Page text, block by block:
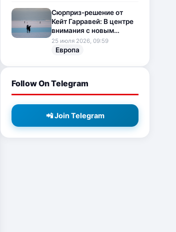
Сюрприз-решение от
Кейт Гарравей: В центре
внимания с новым
любовным
приключением
25 июля 2026, 09:59
Европа
Follow On Telegram
📲 Join Telegram